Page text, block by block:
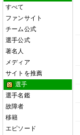
すべて
ファンサイト
チーム公式
選手公式
著名人
メディア
サイトを推薦
選手
選手名鑑
故障者
移籍
エピソード